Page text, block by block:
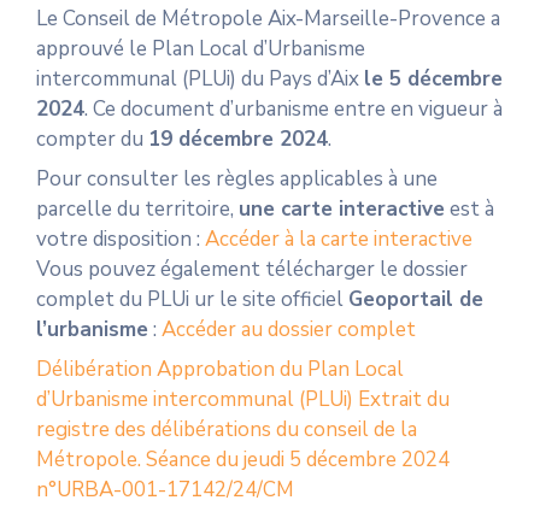
Le Conseil de Métropole Aix-Marseille-Provence a
approuvé le Plan Local d’Urbanisme
intercommunal (PLUi) du Pays d’Aix le 5 décembre
2024. Ce document d’urbanisme entre en vigueur à
compter du 19 décembre 2024.
Pour consulter les règles applicables à une
parcelle du territoire, une carte interactive est à
votre disposition : Accéder à la carte interactive
Vous pouvez également télécharger le dossier
complet du PLUi ur le site officiel Geoportail de
l’urbanisme : Accéder au dossier complet
Délibération Approbation du Plan Local
d’Urbanisme intercommunal (PLUi) Extrait du
registre des délibérations du conseil de la
Métropole. Séance du jeudi 5 décembre 2024
n°URBA-001-17142/24/CM